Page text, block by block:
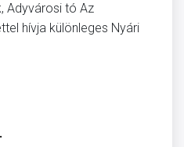
Adyvárosi tó Az
hívja különleges Nyári